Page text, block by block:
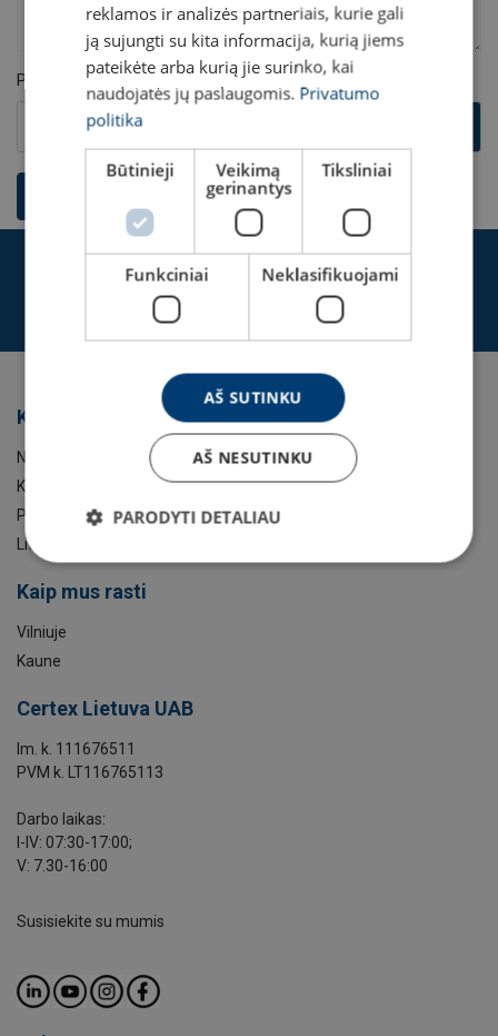
Pridėti failą
Pasirinkite failą
Junkitės prie CERTEX parduotuvės
Kategorijos
Nuoma
Kontaktai
Paslaugos
Lifting KnowHow
Kaip mus rasti
Vilniuje
Kaune
Certex Lietuva UAB
Im. k. 111676511
PVM k. LT116765113
Darbo laikas:
I-IV: 07:30-17:00;
V: 7.30-16:00
Susisiekite su mumis
reklamos ir analizės partneriais, kurie gali
ją sujungti su kita informacija, kurią jiems
pateikėte arba kurią jie surinko, kai
naudojatės jų paslaugomis. Privatumo
politika
Būtinieji
Veikimą
gerinantys
Tiksliniai
Funkciniai Neklasifikuojami
AŠ SUTINKU
AŠ NESUTINKU
PARODYTI DETALIAU